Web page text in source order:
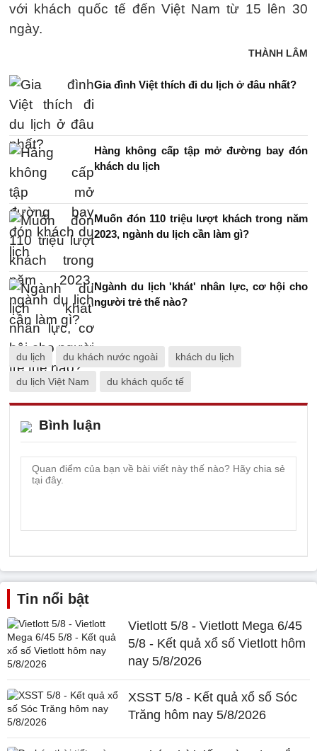
với khách quốc tế đến Việt Nam từ 15 lên 30
ngày.
THÀNH LÂM
Gia đình Việt thích đi du lịch ở đâu nhất?
Hàng không cấp tập mở đường bay đón
khách du lịch
Muốn đón 110 triệu lượt khách trong năm
2023, ngành du lịch cần làm gì?
Ngành du lịch 'khát' nhân lực, cơ hội cho
người trẻ thế nào?
du lịch du khách nước ngoài khách du lịch
du lịch Việt Nam du khách quốc tế
Bình luận
Tin nổi bật
Vietlott 5/8 - Vietlott Mega 6/45
5/8 - Kết quả xổ số Vietlott hôm
nay 5/8/2026
XSST 5/8 - Kết quả xổ số Sóc
Trăng hôm nay 5/8/2026